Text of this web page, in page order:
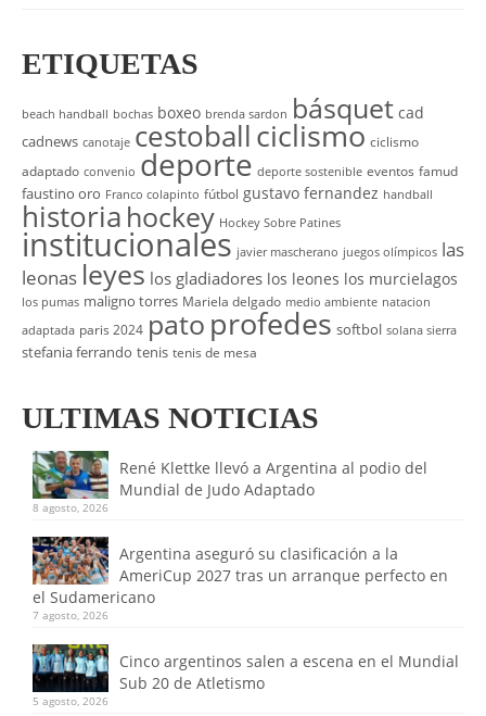
ETIQUETAS
beach handball bochas boxeo brenda sardon básquet cad
cadnews canotaje cestoballciclismo ciclismo
adaptado convenio deporte deporte sostenible eventos famud
faustino oro Franco colapinto fútbol gustavo fernandez handball
historia hockey Hockey Sobre Patines
institucionales javier mascherano juegos olímpicos las
leonas leyes los gladiadores los leones los murcielagos
los pumas maligno torres Mariela delgado medio ambiente natacion
adaptada paris 2024 pato profedes softbol solana sierra
stefania ferrando tenis tenis de mesa
ULTIMAS NOTICIAS
René Klettke llevó a Argentina al podio del
Mundial de Judo Adaptado
8 agosto, 2026
Argentina aseguró su clasificación a la
AmeriCup 2027 tras un arranque perfecto en
el Sudamericano
7 agosto, 2026
Cinco argentinos salen a escena en el Mundial
Sub 20 de Atletismo
5 agosto, 2026